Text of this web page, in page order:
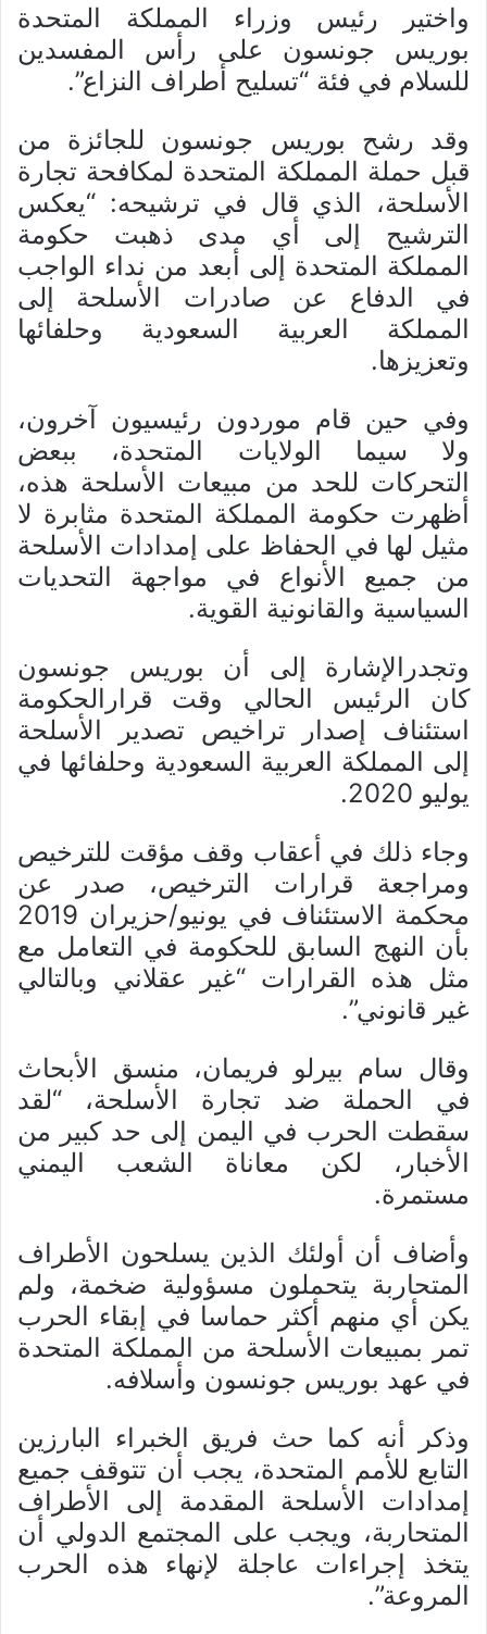
واختير رئيس وزراء المملكة المتحدة
بوريس جونسون على رأس المفسدين
للسلام في فئة “تسليح أطراف النزاع”.
وقد رشح بوريس جونسون للجائزة من
قبل حملة المملكة المتحدة لمكافحة تجارة
الأسلحة، الذي قال في ترشيحه: “يعكس
الترشيح إلى أي مدى ذهبت حكومة
المملكة المتحدة إلى أبعد من نداء الواجب
في الدفاع عن صادرات الأسلحة إلى
المملكة العربية السعودية وحلفائها
وتعزيزها.
وفي حين قام موردون رئيسيون آخرون،
ولا سيما الولايات المتحدة، ببعض
التحركات للحد من مبيعات الأسلحة هذه،
أظهرت حكومة المملكة المتحدة مثابرة لا
مثيل لها في الحفاظ على إمدادات الأسلحة
من جميع الأنواع في مواجهة التحديات
السياسية والقانونية القوية.
وتجدرالإشارة إلى أن بوريس جونسون
كان الرئيس الحالي وقت قرارالحكومة
استئناف إصدار تراخيص تصدير الأسلحة
إلى المملكة العربية السعودية وحلفائها في
يوليو 2020.
وجاء ذلك في أعقاب وقف مؤقت للترخيص
ومراجعة قرارات الترخيص، صدر عن
محكمة الاستئناف في يونيو/حزيران 2019
بأن النهج السابق للحكومة في التعامل مع
مثل هذه القرارات “غير عقلاني وبالتالي
غير قانوني”.
وقال سام بيرلو فريمان، منسق الأبحاث
في الحملة ضد تجارة الأسلحة، “لقد
سقطت الحرب في اليمن إلى حد كبير من
الأخبار، لكن معاناة الشعب اليمني
مستمرة.
وأضاف أن أولئك الذين يسلحون الأطراف
المتحاربة يتحملون مسؤولية ضخمة، ولم
يكن أي منهم أكثر حماسا في إبقاء الحرب
تمر بمبيعات الأسلحة من المملكة المتحدة
في عهد بوريس جونسون وأسلافه.
وذكر أنه كما حث فريق الخبراء البارزين
التابع للأمم المتحدة، يجب أن تتوقف جميع
إمدادات الأسلحة المقدمة إلى الأطراف
المتحاربة، ويجب على المجتمع الدولي أن
يتخذ إجراءات عاجلة لإنهاء هذه الحرب
المروعة”.